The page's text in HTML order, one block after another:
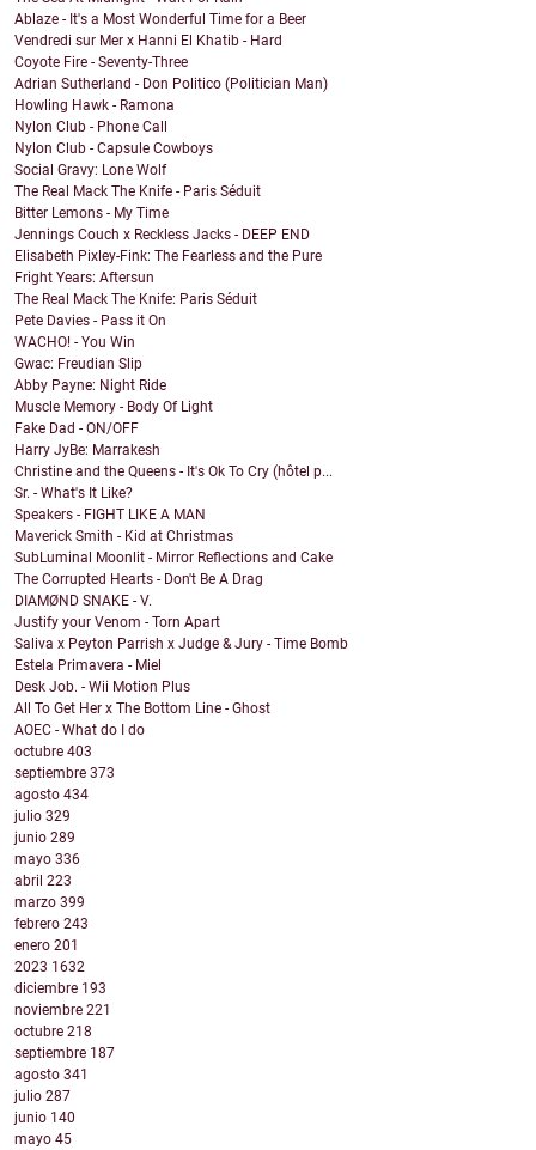
Ablaze - It's a Most Wonderful Time for a Beer
Vendredi sur Mer x Hanni El Khatib - Hard
Coyote Fire - Seventy-Three
Adrian Sutherland - Don Politico (Politician Man)
Howling Hawk - Ramona
Nylon Club - Phone Call
Nylon Club - Capsule Cowboys
Social Gravy: Lone Wolf
The Real Mack The Knife - Paris Séduit
Bitter Lemons - My Time
Jennings Couch x Reckless Jacks - DEEP END
Elisabeth Pixley-Fink: The Fearless and the Pure
Fright Years: Aftersun
The Real Mack The Knife: Paris Séduit
Pete Davies - Pass it On
WACHO! - You Win
Gwac: Freudian Slip
Abby Payne: Night Ride
Muscle Memory - Body Of Light
Fake Dad - ON/OFF
Harry JyBe: Marrakesh
Christine and the Queens - It's Ok To Cry (hôtel p...
Sr. - What's It Like?
Speakers - FIGHT LIKE A MAN
Maverick Smith - Kid at Christmas
SubLuminal Moonlit - Mirror Reflections and Cake
The Corrupted Hearts - Don't Be A Drag
DIAMØND SNAKE - V.
Justify your Venom - Torn Apart
Saliva x Peyton Parrish x Judge & Jury - Time Bomb
Estela Primavera - Miel
Desk Job. - Wii Motion Plus
All To Get Her x The Bottom Line - Ghost
AOEC - What do I do
octubre 403
septiembre 373
agosto 434
julio 329
junio 289
mayo 336
abril 223
marzo 399
febrero 243
enero 201
2023 1632
diciembre 193
noviembre 221
octubre 218
septiembre 187
agosto 341
julio 287
junio 140
mayo 45